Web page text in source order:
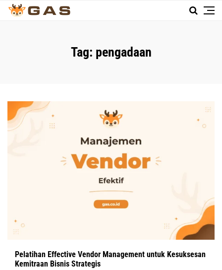
Tag: pengadaan
Pelatihan Effective Vendor Management untuk Kesuksesan
Kemitraan Bisnis Strategis